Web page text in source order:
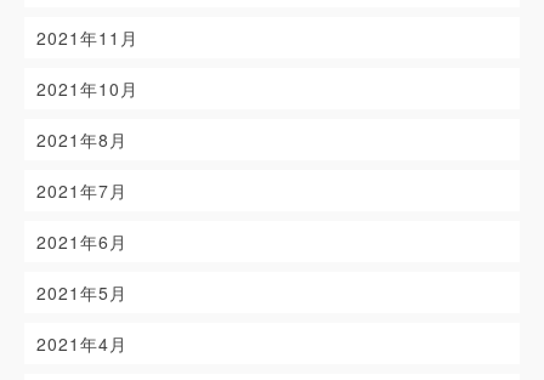
2021年11月
2021年10月
2021年8月
2021年7月
2021年6月
2021年5月
2021年4月